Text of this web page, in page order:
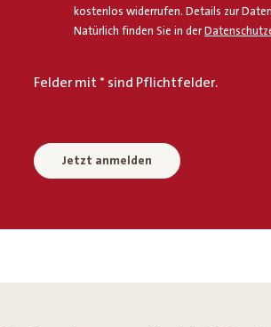
kostenlos widerrufen. Details zur
Natürlich finden Sie in der
Felder mit * sind Pflichtfelder.
Jetzt anmelden